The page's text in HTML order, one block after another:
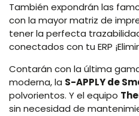
También expondrán las
con la mayor matriz de
tener la perfecta
conectados con tu ERP
Contarán con la última
moderna, la S-APPLY de
polvorientos. Y el equipo
sin necesidad de